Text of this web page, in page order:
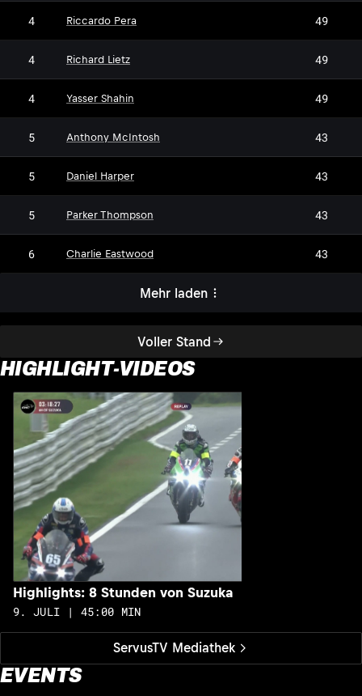
Voller Stand
4 Riccardo Pera 49
4 Richard Lietz 49
4 Yasser Shahin 49
5 Anthony McIntosh 43
5 Daniel Harper 43
5 Parker Thompson 43
6 Charlie Eastwood 43
Mehr laden
HIGHLIGHT-VIDEOS
ServusTV Mediathek
Highlights: 8 Stunden von Suzuka
9. JULI | 45:00 MIN
EVENTS